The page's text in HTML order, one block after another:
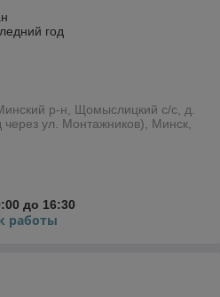
год
р-н, Щомыслицкий с/с, д.
ул. Монтажников), Минск,
до 16:30
работы